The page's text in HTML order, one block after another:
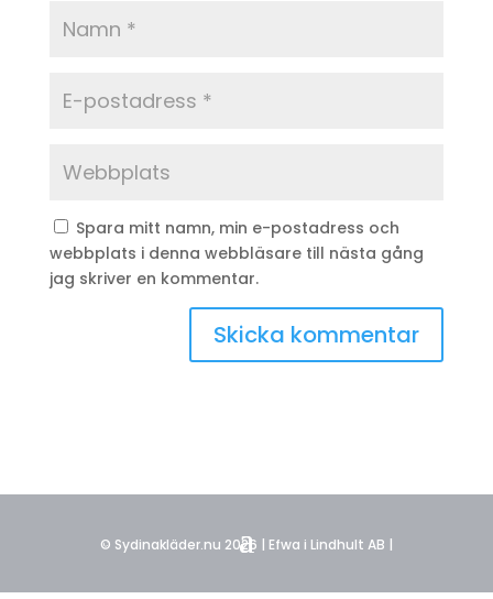
Spara mitt namn, min e-postadress och
webbplats i denna webbläsare till nästa gång
jag skriver en kommentar.
© Sydinakläder.nu 2026 | Efwa i Lindhult AB |